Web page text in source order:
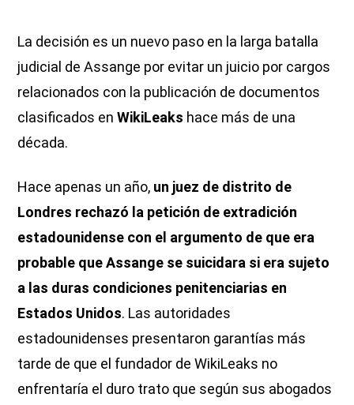
La decisión es un nuevo paso en la larga batalla
judicial de Assange por evitar un juicio por cargos
relacionados con la publicación de documentos
clasificados enWikiLeaks hace más de una
década.
Hace apenas un año, un juez de distrito de
Londres rechazó la petición de extradición
estadounidense con el argumento de que era
probable que Assange se suicidara si era sujeto
a las duras condiciones penitenciarias en
Estados Unidos. Las autoridades
estadounidenses presentaron garantías más
tarde de que el fundador de WikiLeaks no
enfrentaría el duro trato que según sus abogados